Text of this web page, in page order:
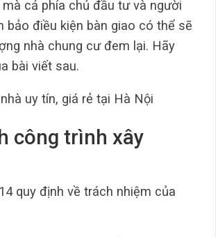
cả phía chủ đầu tư và người
bảo điều kiện bàn giao có thể sẽ
nhà chung cư đem lại. Hãy
bài viết sau.
uy tín, giá rẻ tại Hà Nội
công trình xây
quy định về trách nhiệm của